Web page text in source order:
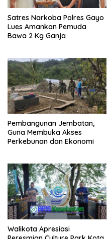
Satres Narkoba Polres Gayo
Lues Amankan Pemuda
Bawa 2 Kg Ganja
Pembangunan Jembatan,
Guna Membuka Akses
Perkebunan dan Ekonomi
Walikota Apresiasi